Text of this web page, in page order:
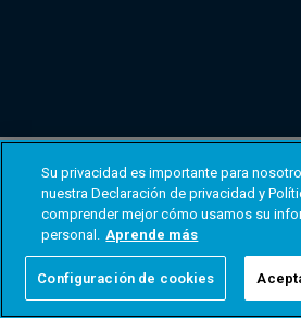
Su privacidad es importante para
nuestra Declaración de privacidad y
comprender mejor cómo usamos su
personal. Aprende más
Configuración de cookies